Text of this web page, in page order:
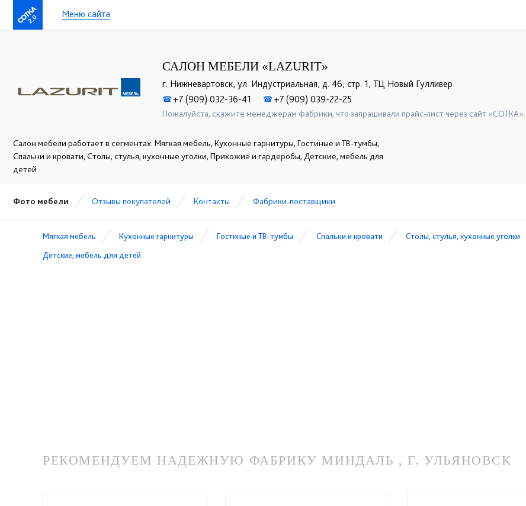
2.0 Меню сайта
САЛОН МЕБЕЛИ «LAZURIT»
г. Нижневартовск, ул. Индустриальная, д. 46, стр. 1, ТЦ Новый Гулливер
☎+7 (909) 032-36-41 ☎+7 (909) 039-22-25
Пожалуйста, скажите менеджерам фабрики, что запрашивали прайс-лист через сайт «СОТКА».
Салон мебели работает в сегментах: Мягкая мебель, Кухонные гарнитуры, Гостиные и ТВ-тумбы,
Спальни и кровати, Столы, стулья, кухонные уголки, Прихожие и гардеробы, Детские, мебель для
детей
Фото мебели Отзывы покупателей Контакты Фабрики-поставщики
Мягкая мебель Кухонные гарнитуры Гостиные и ТВ-тумбы Спальни и кровати Столы, стулья, кухонные уголки
Детские, мебель для детей
РЕКОМЕНДУЕМ НАДЕЖНУЮ ФАБРИКУ МИНДАЛЬ , Г. УЛЬЯНОВСК